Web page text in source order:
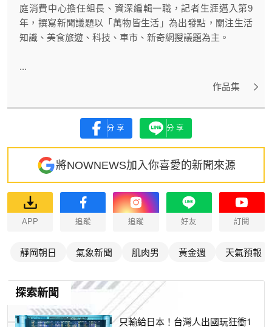
庭消費中心擔任組長、資深編輯一職，記者生涯邁入第9
年，撰寫新聞議題以「萬物皆生活」為出發點，關注生活
知識、美食旅遊、科技、車市、新奇網搜議題為主。
...
作品集
分享 分享
將NOWNEWS加入你喜愛的新聞來源
APP 追蹤 追蹤 好友 訂閱
靜岡朝日 氣象新聞 肌肉男 黃金週 天氣預報
探索新聞
只輸給日本！台灣人出國玩狂衝1